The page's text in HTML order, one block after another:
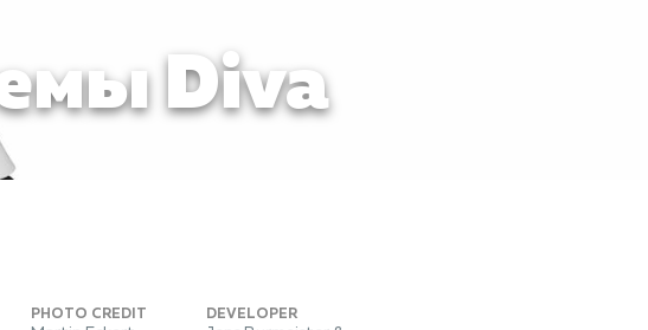
Diva
PHOTO CREDIT DEVELOPER